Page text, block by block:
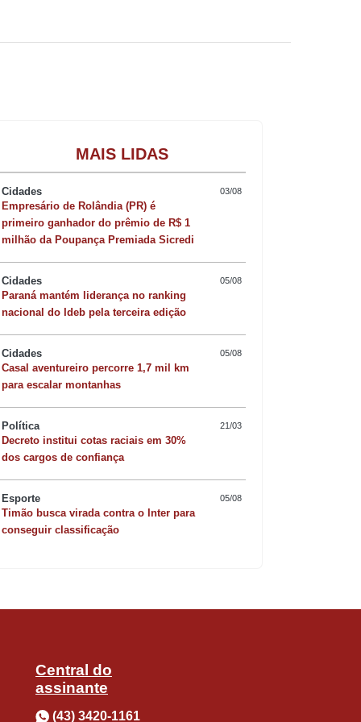
para o confronto com o Vasco,
a 0 pela Copa do Brasil, o elenco
em seis partidas.
os atletas mais exigidos no jogo de
e um jogo em campo reduzido.
tático, em meio a um calendário
o equilíbrio emocional e tático
A gente sabe o que quer, e
para encarar o Vasco”,
construído pelo técnico Abel
forte como equipe, e é isso que
Quer sofisticar o
risoto de camarão
MAIS LIDAS
Cidades 03/08
Empresário de Rolândia (PR) é
primeiro ganhador do prêmio de R$ 1
milhão da Poupança Premiada Sicredi
Cidades 05/08
Paraná mantém liderança no ranking
nacional do Ideb pela terceira edição
Cidades 05/08
Casal aventureiro percorre 1,7 mil km
para escalar montanhas
Política 21/03
Decreto institui cotas raciais em 30%
dos cargos de confiança
Esporte 05/08
Timão busca virada contra o Inter para
conseguir classificação
Central do
assinante
(43) 3420-1161